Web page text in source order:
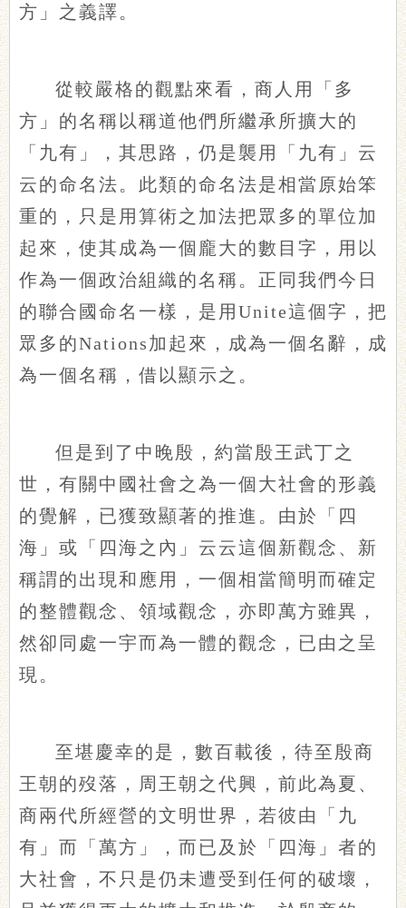
方」之義譯。
從較嚴格的觀點來看，商人用「多
方」的名稱以稱道他們所繼承所擴大的
「九有」，其思路，仍是襲用「九有」云
云的命名法。此類的命名法是相當原始笨
重的，只是用算術之加法把眾多的單位加
起來，使其成為一個龐大的數目字，用以
作為一個政治組織的名稱。正同我們今日
的聯合國命名一樣，是用Unite這個字，把
眾多的Nations加起來，成為一個名辭，成
為一個名稱，借以顯示之。
但是到了中晚殷，約當殷王武丁之
世，有關中國社會之為一個大社會的形義
的覺解，已獲致顯著的推進。由於「四
海」或「四海之內」云云這個新觀念、新
稱謂的出現和應用，一個相當簡明而確定
的整體觀念、領域觀念，亦即萬方雖異，
然卻同處一宇而為一體的觀念，已由之呈
現。
至堪慶幸的是，數百載後，待至殷商
王朝的歿落，周王朝之代興，前此為夏、
商兩代所經營的文明世界，若彼由「九
有」而「萬方」，而已及於「四海」者的
大社會，不只是仍未遭受到任何的破壞，